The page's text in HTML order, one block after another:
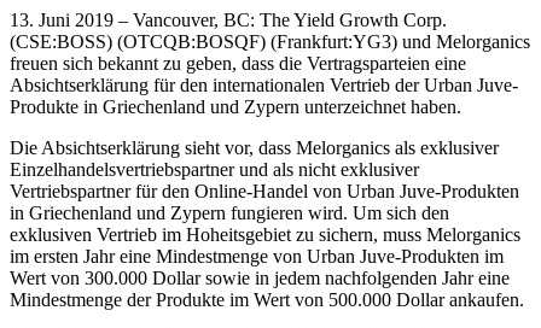
13. Juni 2019 – Vancouver, BC: The Yield Growth Corp.
(CSE:BOSS) (OTCQB:BOSQF) (Frankfurt:YG3) und Melorganics
freuen sich bekannt zu geben, dass die Vertragsparteien eine
Absichtserklärung für den internationalen Vertrieb der Urban Juve-
Produkte in Griechenland und Zypern unterzeichnet haben.
Die Absichtserklärung sieht vor, dass Melorganics als exklusiver
Einzelhandelsvertriebspartner und als nicht exklusiver
Vertriebspartner für den Online-Handel von Urban Juve-Produkten
in Griechenland und Zypern fungieren wird. Um sich den
exklusiven Vertrieb im Hoheitsgebiet zu sichern, muss Melorganics
im ersten Jahr eine Mindestmenge von Urban Juve-Produkten im
Wert von 300.000 Dollar sowie in jedem nachfolgenden Jahr eine
Mindestmenge der Produkte im Wert von 500.000 Dollar ankaufen.